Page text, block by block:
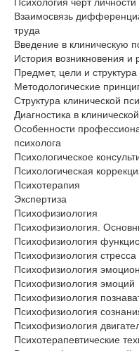
Взаимосвязь
труда
Введение в клиническую
История возникновения и
Предмет, цели и
Методологические
Структура клинической
Диагностика в
Особенности
психолога
Психологическое
Психологическая
Психотерапия
Экспертиза
Психофизиология
Психофизиология.
Психофизиология
Психофизиология
Психофизиология
Психофизиология эмоций
Психофизиология
Психофизиология
Психофизиология
Психотерапевтические